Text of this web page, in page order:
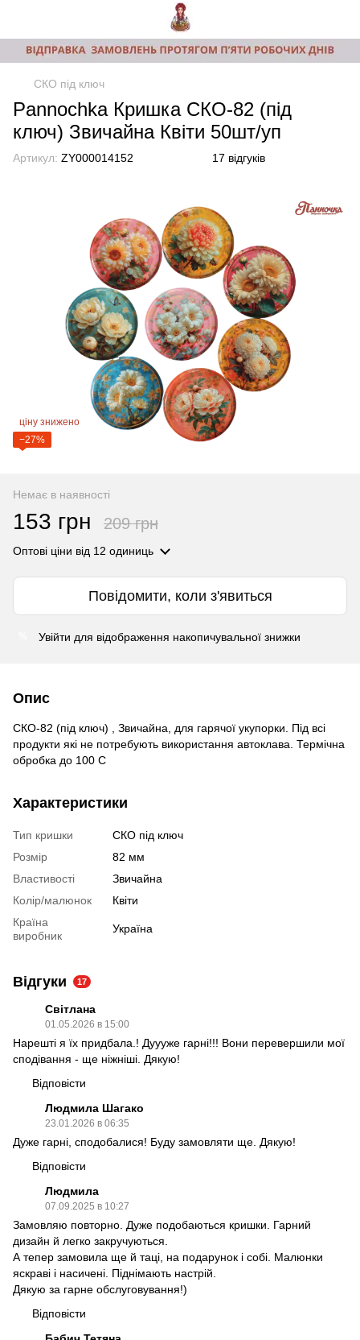
СКО під ключ
Pannochka Кришка СКО-82 (під
ключ) Звичайна Квіти 50шт/уп
Артикул: ZY000014152 17 відгуків
ціну знижено
−27%
Немає в наявності
153 грн 209 грн
Оптові ціни від 12 одиниць
Повідомити, коли з'явиться
Увійти для відображення накопичувальної знижки
Опис
СКО-82 (під ключ) , Звичайна, для гарячої укупорки. Під всі
продукти які не потребують використання автоклава. Термічна
обробка до 100 С
Характеристики
Тип кришки
СКО під ключ
Розмір
82 мм
Властивості
Звичайна
Колір/малюнок
Квіти
Країна
виробник
Україна
Відгуки 17
Світлана
01.05.2026 в 15:00
Нарешті я їх придбала.! Дуууже гарні!!! Вони перевершили мої
сподівання - ще ніжніші. Дякую!
Відповісти
Людмила Шагако
23.01.2026 в 06:35
Дуже гарні, сподобалися! Буду замовляти ще. Дякую!
Відповісти
Людмила
07.09.2025 в 10:27
Замовляю повторно. Дуже подобаються кришки. Гарний
дизайн й легко закручуються.
А тепер замовила ще й таці, на подарунок і собі. Малюнки
яскраві і насичені. Піднімають настрій.
Дякую за гарне обслуговування!)
Відповісти